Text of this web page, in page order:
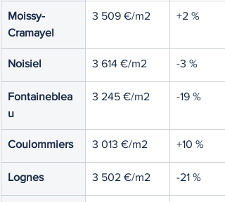
Moissy-
Cramayel
3 509 €/m2 +2 %
Noisiel 3 614 €/m2 -3 %
Fontaineblea
u
3 245 €/m2 -19 %
Coulommiers 3 013 €/m2 +10 %
Lognes 3 502 €/m2 -21 %